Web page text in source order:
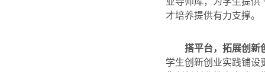
才培养提供有力支撑。
搭平台，拓展创新
学生创新创业实践铺设